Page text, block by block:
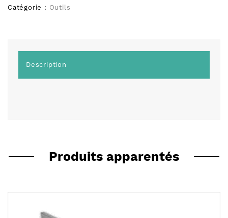
Catégorie : Outils
Description
Produits apparentés